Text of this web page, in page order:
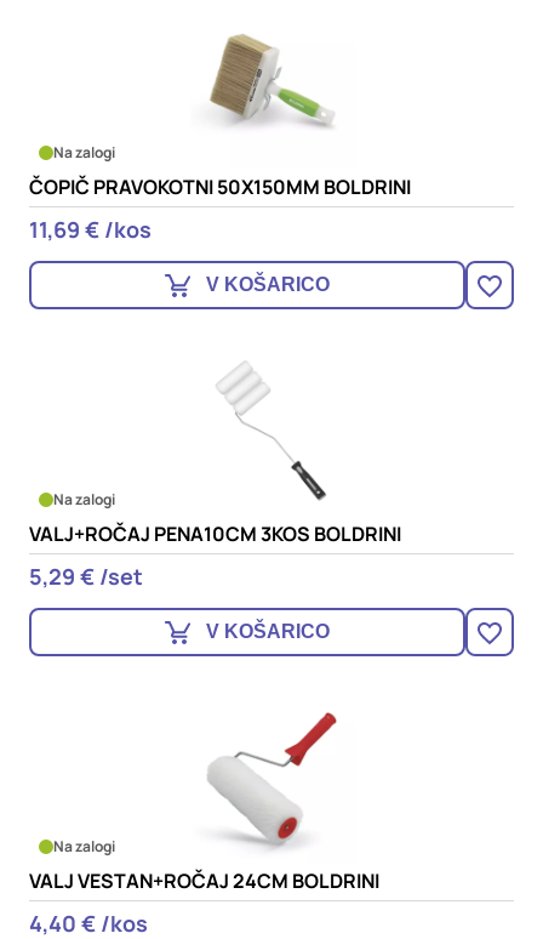
Na zalogi
ČOPIČ PRAVOKOTNI 50X150MM BOLDRINI
11,69 € /kos
V KOŠARICO
Na zalogi
VALJ+ROČAJ PENA10CM 3KOS BOLDRINI
5,29 € /set
V KOŠARICO
Na zalogi
VALJ VESTAN+ROČAJ 24CM BOLDRINI
4,40 € /kos